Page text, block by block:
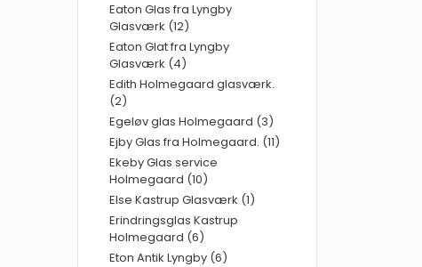
Eaton Glas fra Lyngby
Glasværk (12)
Eaton Glat fra Lyngby
Glasværk (4)
Edith Holmegaard glasværk.
(2)
Egeløv glas Holmegaard (3)
Ejby Glas fra Holmegaard. (11)
Ekeby Glas service
Holmegaard (10)
Else Kastrup Glasværk (1)
Erindringsglas Kastrup
Holmegaard (6)
Eton Antik Lyngby (6)